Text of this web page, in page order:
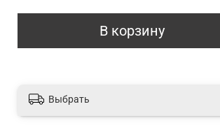
В корзину
Выбрать